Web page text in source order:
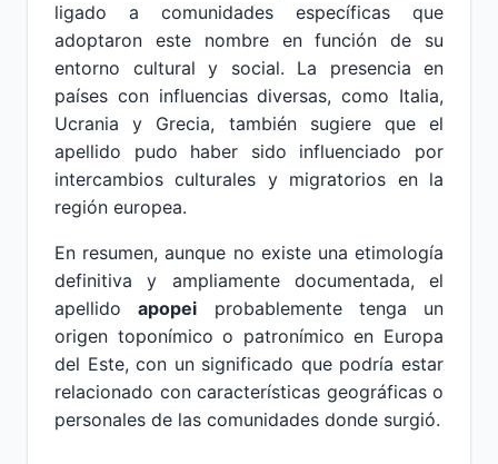
ligado a comunidades específicas que
adoptaron este nombre en función de su
entorno cultural y social. La presencia en
países con influencias diversas, como Italia,
Ucrania y Grecia, también sugiere que el
apellido pudo haber sido influenciado por
intercambios culturales y migratorios en la
región europea.
En resumen, aunque no existe una etimología
definitiva y ampliamente documentada, el
apellidoapopei probablemente tenga un
origen toponímico o patronímico en Europa
del Este, con un significado que podría estar
relacionado con características geográficas o
personales de las comunidades donde surgió.